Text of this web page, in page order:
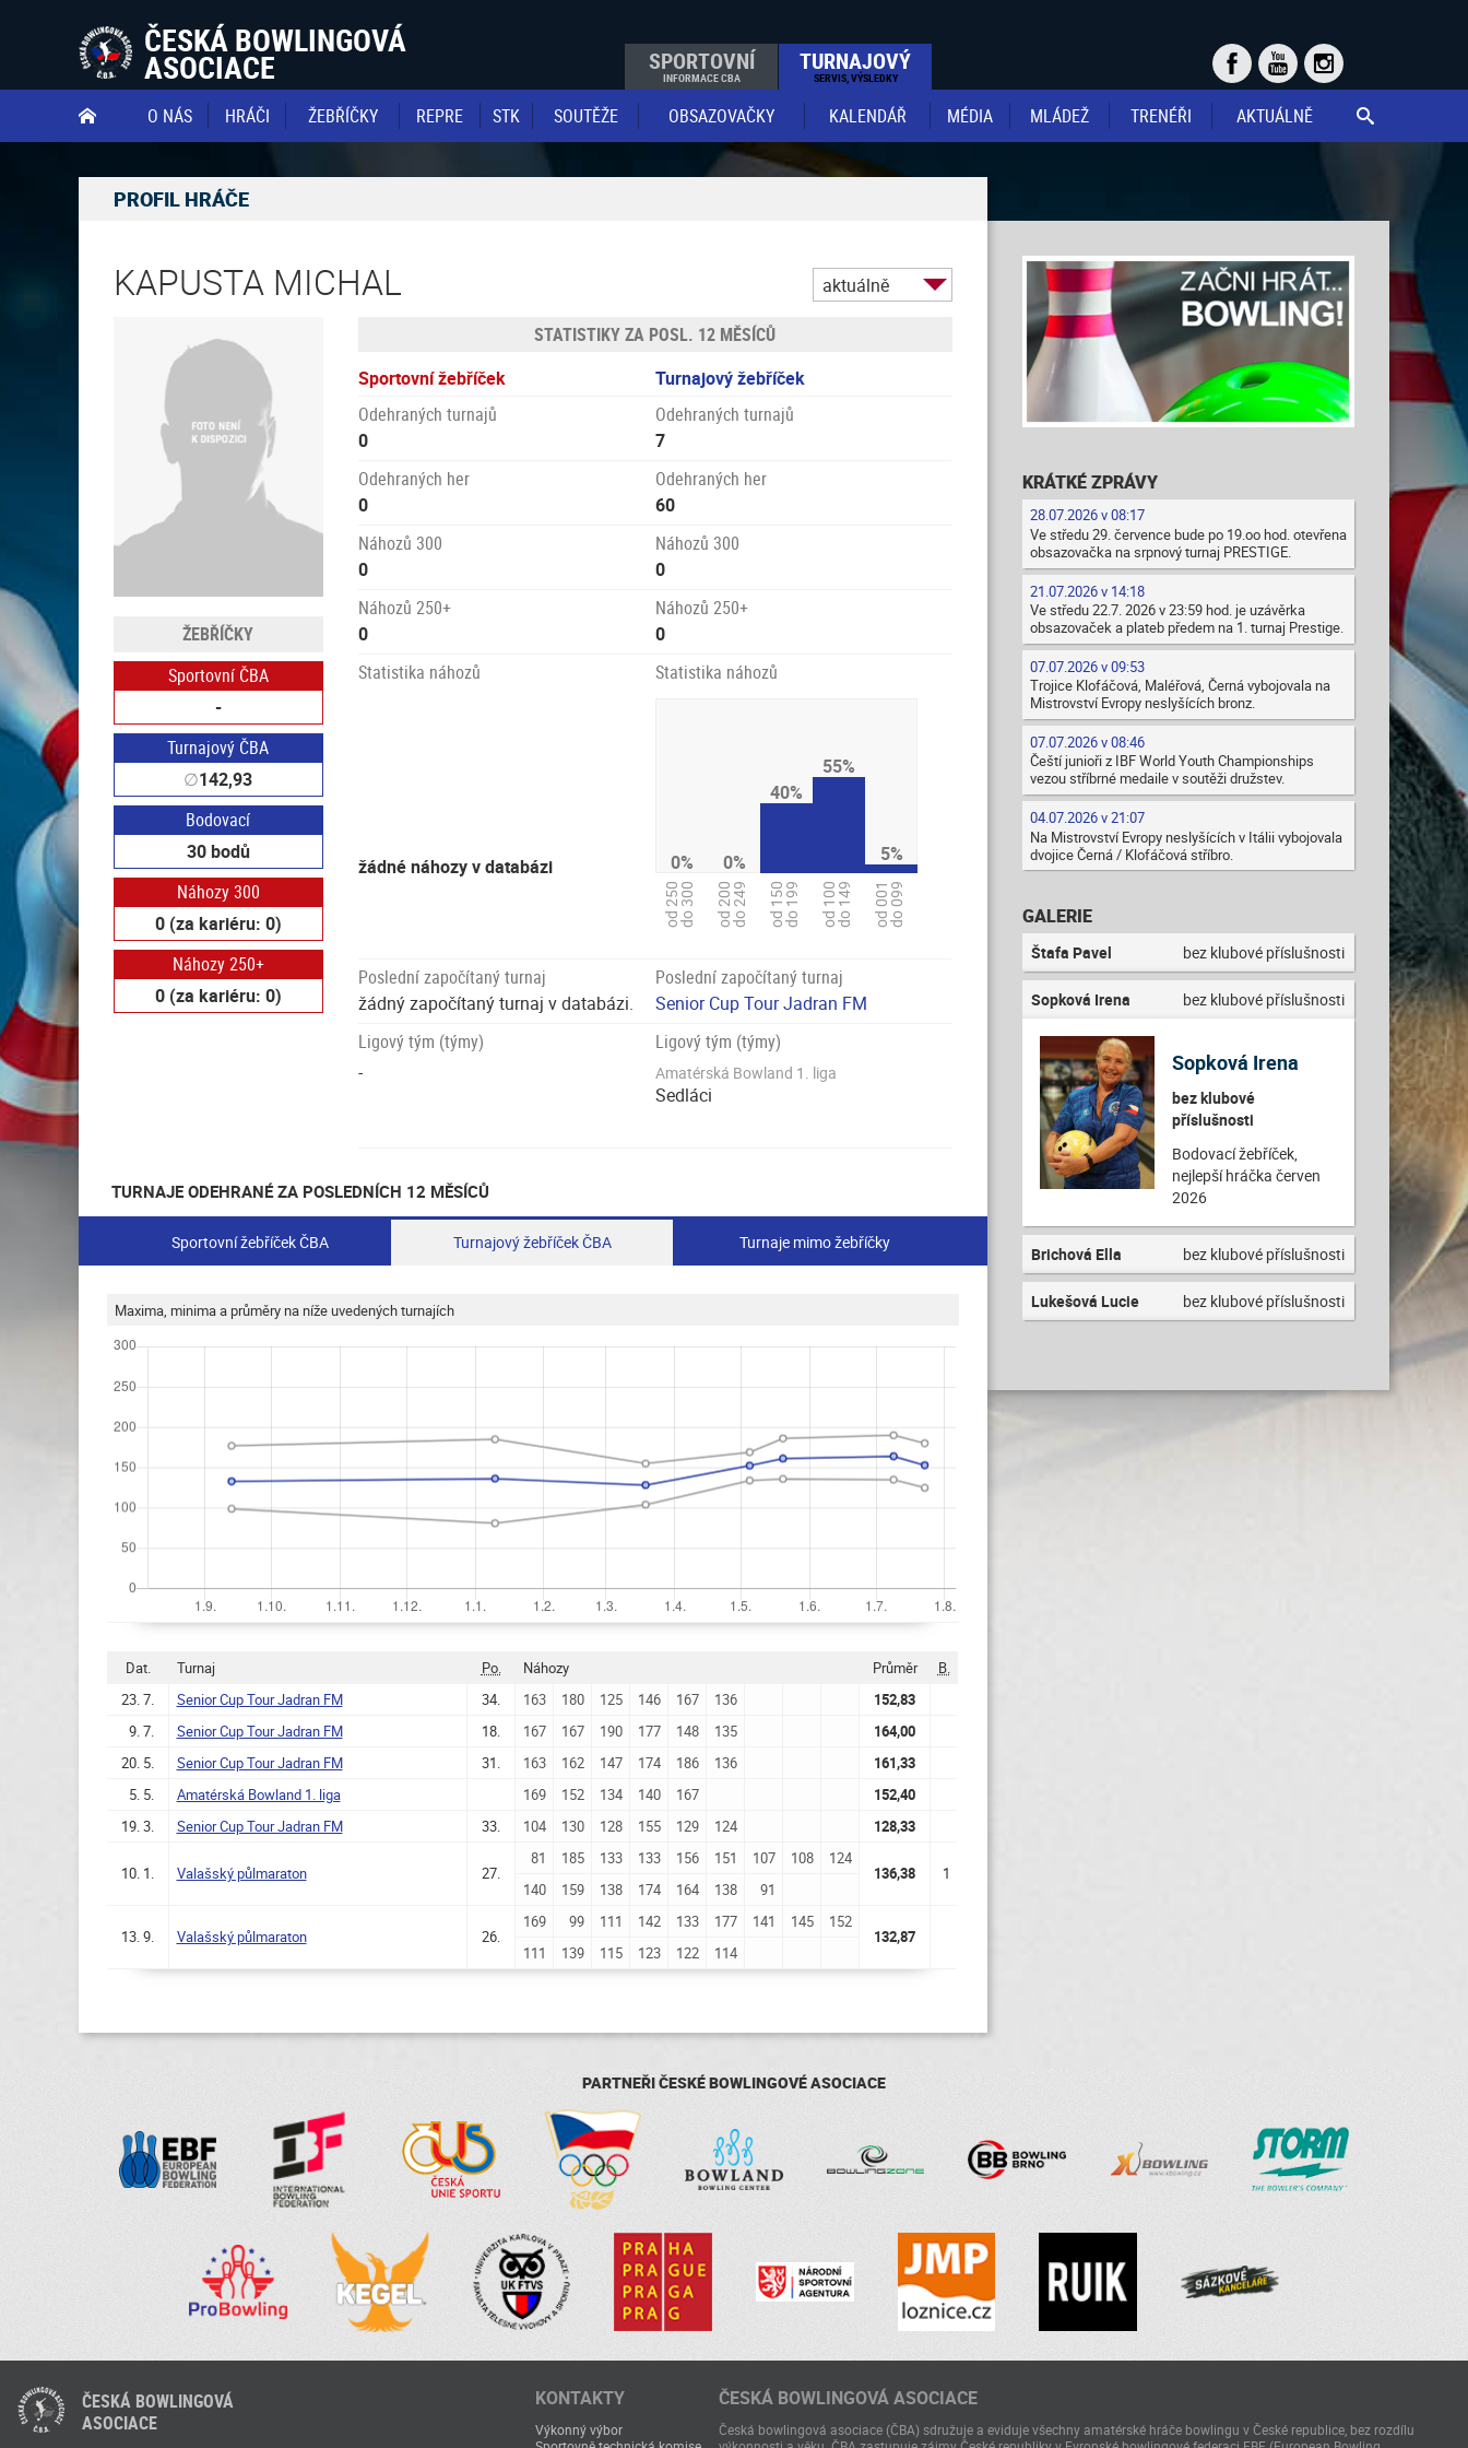
ČESKÁ BOWLINGOVÁ
ASOCIACE SPORTOVNÍ
INFORMACE CBA
TURNAJOVÝ
SERVIS, VÝSLEDKY

 O NÁS HRÁČI ŽEBŘÍČKY REPRE STK SOUTĚŽE OBSAZOVAČKY KALENDÁŘ MÉDIA MLÁDEŽ TRENÉŘI AKTUÁLNĚ
PROFIL HRÁČE
KAPUSTA MICHAL aktuálně
ŽEBŘÍČKY
Sportovní ČBA
-
Turnajový ČBA
∅142,93
Bodovací
30 bodů
Náhozy 300
0 (za kariéru: 0)
Náhozy 250+
0 (za kariéru: 0)
STATISTIKY ZA POSL. 12 MĚSÍCŮ
Sportovní žebříček
Turnajový žebříček
Odehraných turnajů
Odehraných turnajů
0
7
Odehraných her
Odehraných her
0
60
Náhozů 300
Náhozů 300
0
0
Náhozů 250+
Náhozů 250+
0
0
Statistika náhozů
Statistika náhozů
žádné náhozy v databázi 0%
od 250do 300
0%
od 200do 249
40%
od 150do 199
55%
od 100do 149
5%
od 001do 099
Poslední započítaný turnaj
Poslední započítaný turnaj
žádný započítaný turnaj v databázi.
Senior Cup Tour Jadran FM
Ligový tým (týmy)
Ligový tým (týmy)
-
Amatérská Bowland 1. liga
Sedláci
TURNAJE ODEHRANÉ ZA POSLEDNÍCH 12 MĚSÍCŮ
Sportovní žebříček ČBA Turnajový žebříček ČBA Turnaje mimo žebříčky
Maxima, minima a průměry na níže uvedených turnajích
Dat. Turnaj Po. Náhozy Průměr
B.
23. 7.
Senior Cup Tour Jadran FM 34. 163 180 125 146 167 136
152,83
9. 7.
Senior Cup Tour Jadran FM 18. 167 167 190 177 148 135
164,00
20. 5.
Senior Cup Tour Jadran FM 31. 163 162 147 174 186 136
161,33
5. 5.
Amatérská Bowland 1. liga 169 152 134 140 167
152,40
19. 3.
Senior Cup Tour Jadran FM 33. 104 130 128 155 129 124 128,33
10. 1. Valašský půlmaraton 27.
81 185 133 133 156 151 107 108 124
136,38
1
140
159 138 174 164 138 91
13. 9. Valašský půlmaraton 26.
169 99 111 142 133 177 141 145 152
132,87
111
139 115 123 122 114
KRÁTKÉ ZPRÁVY
28.07.2026 v 08:17
Ve středu 29. července bude po 19.oo hod. otevřena
obsazovačka na srpnový turnaj PRESTIGE.
21.07.2026 v 14:18
Ve středu 22.7. 2026 v 23:59 hod. je uzávěrka
obsazovaček a plateb předem na 1. turnaj Prestige.
07.07.2026 v 09:53
Trojice Klofáčová, Maléřová, Černá vybojovala na
Mistrovství Evropy neslyšících bronz.
07.07.2026 v 08:46
Čeští junioři z IBF World Youth Championships
vezou stříbrné medaile v soutěži družstev.
04.07.2026 v 21:07
Na Mistrovství Evropy neslyšících v Itálii vybojovala
dvojice Černá / Klofáčová stříbro.
GALERIE
Štafa Pavel bez klubové příslušnosti
Sopková Irena bez klubové příslušnosti
Sopková Irena
bez klubové
příslušnosti
Bodovací žebříček,
nejlepší hráčka červen
2026
Brichová Ella bez klubové příslušnosti
Lukešová Lucie bez klubové příslušnosti
PARTNEŘI ČESKÉ BOWLINGOVÉ ASOCIACE
ČESKÁ BOWLINGOVÁ
ASOCIACE
KONTAKTY
Výkonný výbor
ČESKÁ BOWLINGOVÁ ASOCIACE
Česká bowlingová asociace (ČBA) sdružuje a eviduje všechny amatérské hráče bowlingu v České republice, bez rozdílu